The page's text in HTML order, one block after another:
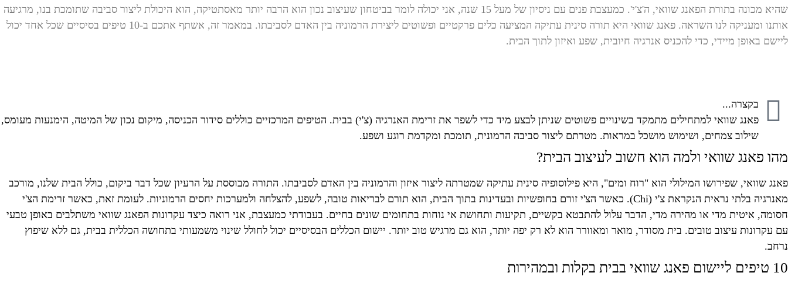
שהיא מכונה בתורת הפאנג שוואי, ה'צ'י'. כמעצבת פנים עם ניסיון של מעל 15 שנה, אני יכולה לומר בביטחון שעיצוב נכון הוא הרבה יותר מאסתטיקה, הוא היכולת ליצור סביבה שתומכת בנו, מרגיעה
אותנו ומעניקה לנו השראה. פאנג שוואי היא תורה סינית עתיקה המציעה כלים פרקטיים ופשוטים ליצירת הרמוניה בין האדם לסביבתו. במאמר זה, אשתף אתכם ב-10 טיפים בסיסיים שכל אחד יכול
ליישם באופן מיידי, כדי להכניס אנרגיה חיובית, שפע ואיזון לתוך הבית.
בקצרה...
פאנג שוואי למתחילים מתמקד בשינויים פשוטים שניתן לבצע מיד כדי לשפר את זרימת האנרגיה (צ'י) בבית. הטיפים המרכזיים כוללים סידור הכניסה, מיקום נכון של המיטה, הימנעות מעומס,
שילוב צמחים, ושימוש מושכל במראות. מטרתם ליצור סביבה הרמונית, תומכת ומקדמת רוגע ושפע.
מהו פאנג שוואי ולמה הוא חשוב לעיצוב הבית?
פאנג שוואי, שפירושו המילולי הוא "רוח ומים", היא פילוסופיה סינית עתיקה שמטרתה ליצור איזון והרמוניה בין האדם לסביבתו. התורה מבוססת על הרעיון שכל דבר ביקום, כולל הבית שלנו, מורכב
מאנרגיה בלתי נראית הנקראת צ'י (Chi). כאשר הצ'י זורם בחופשיות ובעדינות בתוך הבית, הוא תורם לבריאות טובה, לשפע, להצלחה ולמערכות יחסים הרמוניות. לעומת זאת, כאשר זרימת הצ'י
חסומה, איטית מדי או מהירה מדי, הדבר עלול להתבטא בקשיים, תקיעות ותחושת אי נוחות בתחומים שונים בחיים. בעבודתי כמעצבת, אני רואה כיצד עקרונות הפאנג שוואי משתלבים באופן טבעי
עם עקרונות עיצוב טובים. בית מסודר, מואר ומאוורר הוא לא רק יפה יותר, הוא גם מרגיש טוב יותר. יישום הכללים הבסיסיים יכול לחולל שינוי משמעותי בתחושה הכללית בבית, גם ללא שיפוץ
נרחב.
10 טיפים ליישום פאנג שוואי בבית בקלות ובמהירות